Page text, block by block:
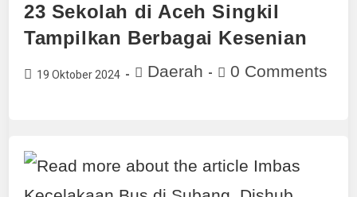
23 Sekolah di Aceh Singkil
Tampilkan Berbagai Kesenian
19 Oktober 2024 Daerah 0 Comments